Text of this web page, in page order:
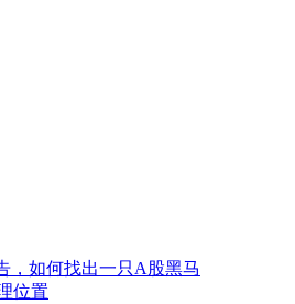
，如何找出一只A股黑马
位置